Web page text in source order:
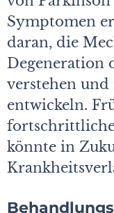
Symptomen
daran, die
Degeneration
verstehen und
entwickeln.
könnte in